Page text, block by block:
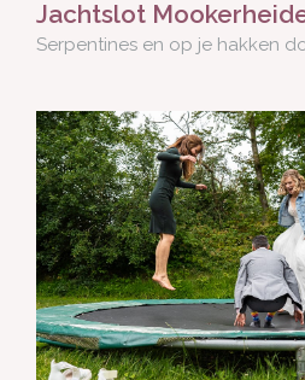
Jachtslot
Serpentines en op je hakken